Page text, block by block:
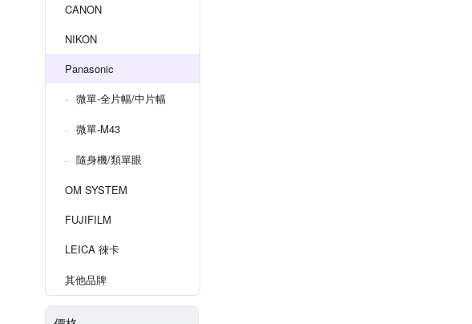
CANON
NIKON
Panasonic
微單-全片幅/中片幅
微單-M43
隨身機/類單眼
OM SYSTEM
FUJIFILM
LEICA 徠卡
其他品牌